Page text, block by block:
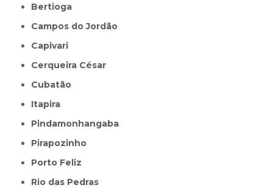
Bertioga
Campos do Jordão
Capivari
Cerqueira César
Cubatão
Itapira
Pindamonhangaba
Pirapozinho
Porto Feliz
Rio das Pedras